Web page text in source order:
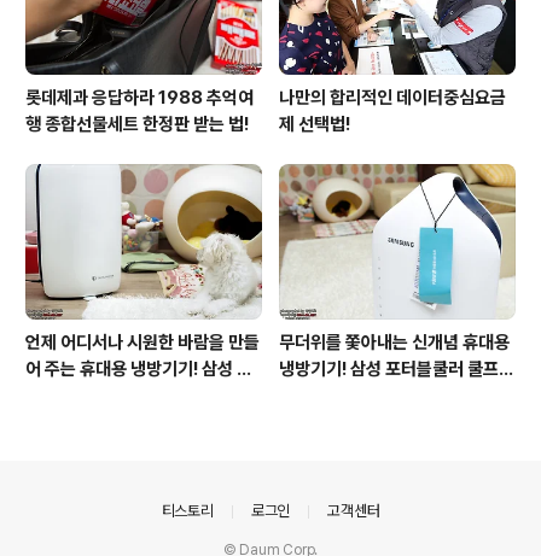
롯데제과 응답하라 1988 추억여
행 종합선물세트 한정판 받는 법!
나만의 합리적인 데이터중심요금
제 선택법!
언제 어디서나 시원한 바람을 만들
어 주는 휴대용 냉방기기! 삼성 포
무더위를 쫓아내는 신개념 휴대용
냉방기기! 삼성 포터블쿨러 쿨프레
티스토리 로그인 고객센터
© Daum Corp.